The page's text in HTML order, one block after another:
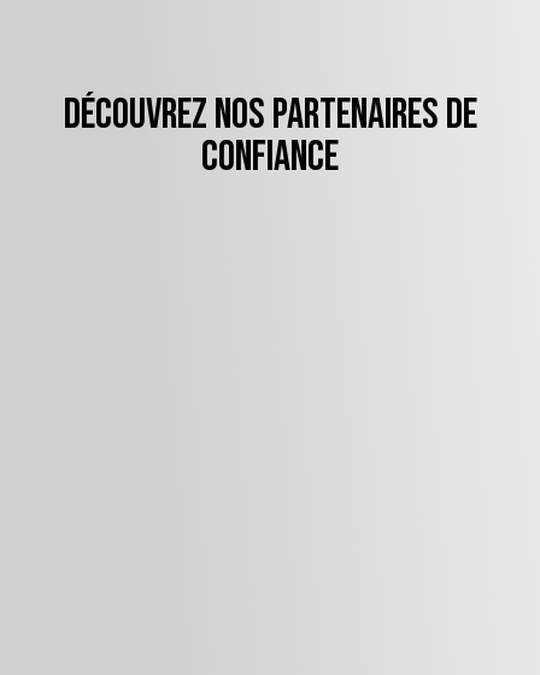
Découvrez nos partenaires de
confiance